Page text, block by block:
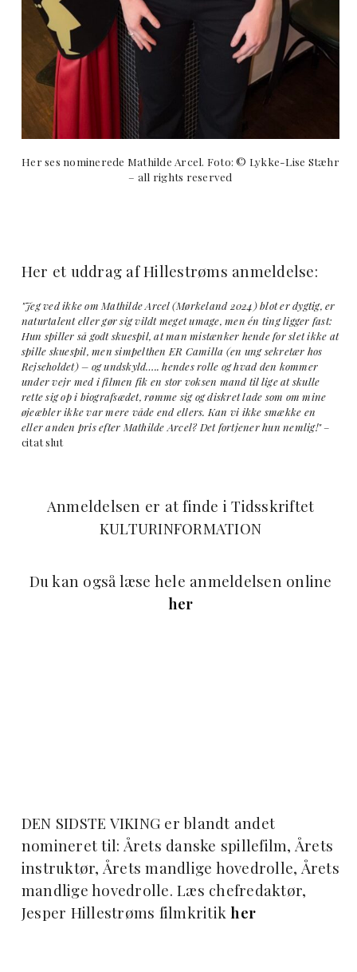
Her ses nominerede Mathilde Arcel. Foto: © Lykke-Lise Stæhr
– all rights reserved
Her et uddrag af Hillestrøms anmeldelse:
"Jeg ved ikke om Mathilde Arcel (Mørkeland 2024) blot er dygtig, er
naturtalent eller gør sig vildt meget umage, men én ting ligger fast:
Hun spiller så godt skuespil, at man mistænker hende for slet ikke at
spille skuespil, men simpelthen ER Camilla (en ung sekretær hos
Rejseholdet) – og undskyld….. hendes rolle og hvad den kommer
under vejr med i filmen fik en stor voksen mand til lige at skulle
rette sig op i biografsædet, rømme sig og diskret lade som om mine
øjeæbler ikke var mere våde end ellers. Kan vi ikke smække en
eller anden pris efter Mathilde Arcel? Det fortjener hun nemlig!"–
citat slut
Anmeldelsen er at finde i Tidsskriftet
KULTURINFORMATION
Du kan også læse hele anmeldelsen online
her
DEN SIDSTE VIKING er blandt andet
nomineret til: Årets danske spillefilm, Årets
instruktør, Årets mandlige hovedrolle, Årets
mandlige hovedrolle. Læs chefredaktør,
Jesper Hillestrøms filmkritikher